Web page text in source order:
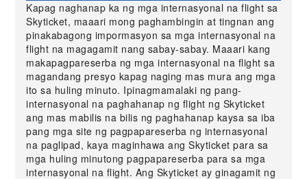
Kapag naghanap ka ng mga internasyonal na flight sa
Skyticket, maaari mong paghambingin at tingnan ang
pinakabagong impormasyon sa mga internasyonal na
flight na magagamit nang sabay-sabay. Maaari kang
makapagpareserba ng mga internasyonal na flight sa
magandang presyo kapag naging mas mura ang mga
ito sa huling minuto. Ipinagmamalaki ng pang-
internasyonal na paghahanap ng flight ng Skyticket
ang mas mabilis na bilis ng paghahanap kaysa sa iba
pang mga site ng pagpapareserba ng internasyonal
na paglipad, kaya maginhawa ang Skyticket para sa
mga huling minutong pagpapareserba para sa mga
internasyonal na flight. Ang Skyticket ay ginagamit ng